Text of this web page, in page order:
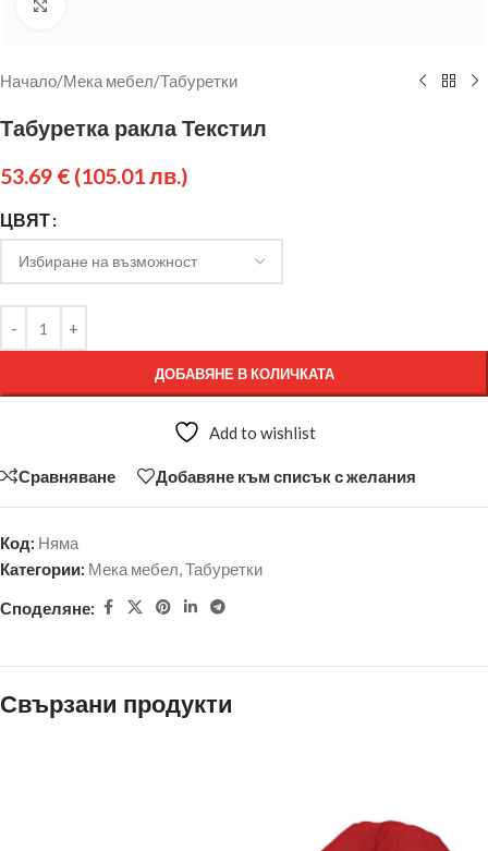
Начало/Мека мебел/Табуретки
Табуретка ракла Текстил
53.69 € (105.01 лв.)
ЦВЯТ
ДОБАВЯНЕ В КОЛИЧКАТА
Add to wishlist
Сравняване Добавяне към списък с желания
Код: Няма
Категории: Мека мебел,Табуретки
Споделяне:
Свързани продукти